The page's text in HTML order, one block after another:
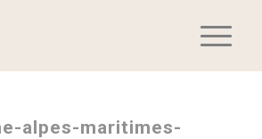
alpes-maritimes-